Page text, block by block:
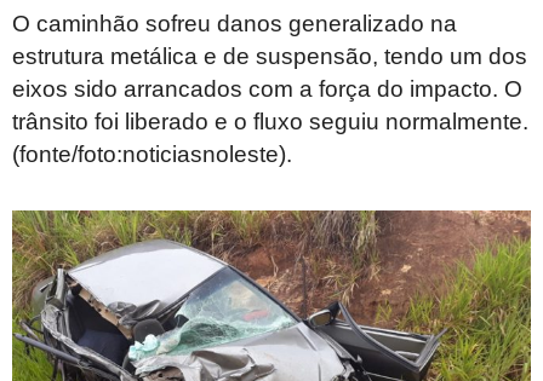
O caminhão sofreu danos generalizado na
estrutura metálica e de suspensão, tendo um dos
eixos sido arrancados com a força do impacto. O
trânsito foi liberado e o fluxo seguiu normalmente.
(fonte/foto:noticiasnoleste).